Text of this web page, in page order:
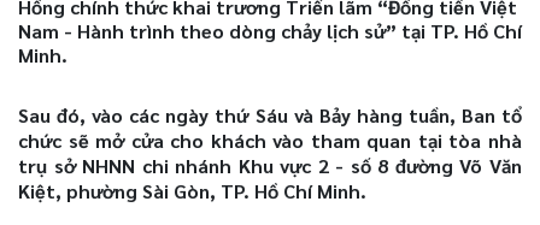
Hồng chính thức khai trương Triển lãm “Đồng tiền Việt
Nam - Hành trình theo dòng chảy lịch sử” tại TP. Hồ Chí
Minh.
Sau đó, vào các ngày thứ Sáu và Bảy hàng tuần, Ban tổ
chức sẽ mở cửa cho khách vào tham quan tại tòa nhà
trụ sở NHNN chi nhánh Khu vực 2 - số 8 đường Võ Văn
Kiệt, phường Sài Gòn, TP. Hồ Chí Minh.